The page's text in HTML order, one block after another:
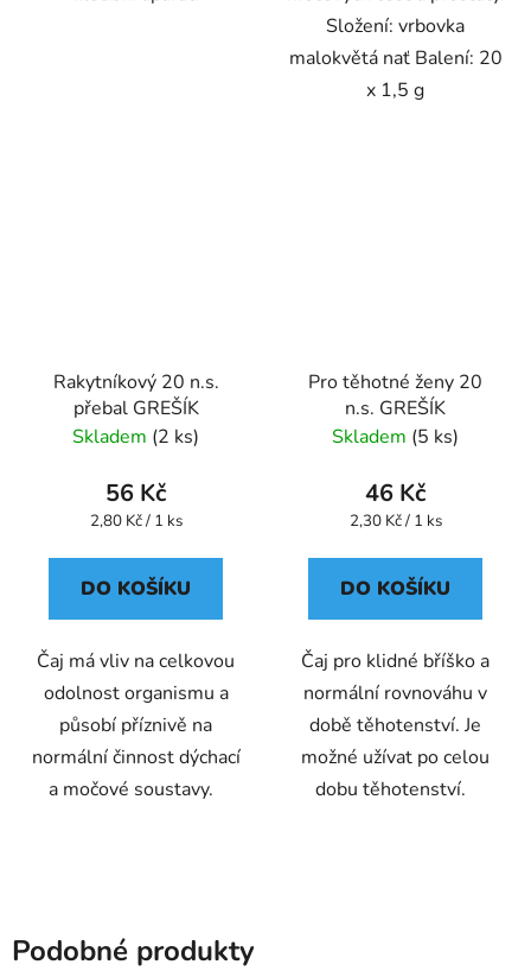
Složení: vrbovka
malokvětá nať Balení: 20
x 1,5 g
Rakytníkový 20 n.s.
přebal GREŠÍK
Skladem (2 ks)
56 Kč
Měrná
2,80 Kč / 1 ks
DO KOŠÍKU
Čaj má vliv na celkovou
odolnost organismu a
působí příznivě na
normální činnost dýchací
a močové soustavy.
Pro těhotné ženy 20
n.s. GREŠÍK
Skladem (5 ks)
46 Kč
Měrná
2,30 Kč / 1 ks
DO KOŠÍKU
Čaj pro klidné bříško a
normální rovnováhu v
době těhotenství. Je
možné užívat po celou
dobu těhotenství.
Podobné produkty